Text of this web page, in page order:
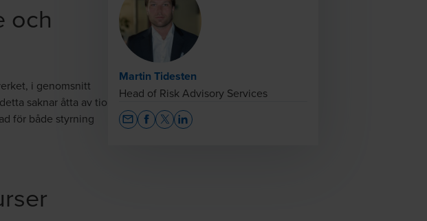
och
i genomsnitt
saknar åtta av tio
för både styrning
Martin Tidesten
Head of Risk Advisory Services